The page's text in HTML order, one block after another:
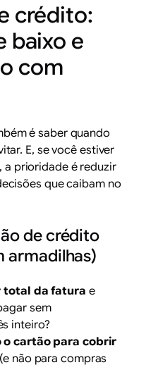
crédito:
baixo e
com
é saber quando
E, se você estiver
, a prioridade é reduzir
que caibam no
de crédito
armadilhas)
total da fatura e
sem
inteiro?
o cartão para cobrir
(e não para compras